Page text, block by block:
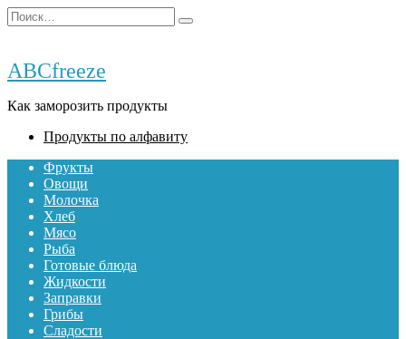
Перейти
к
Search
for:
ABCfreeze
Как заморозить продукты
Продукты по алфавиту
Фрукты
Овощи
Молочка
Хлеб
Мясо
Рыба
Готовые блюда
Жидкости
Заправки
Грибы
Сладости